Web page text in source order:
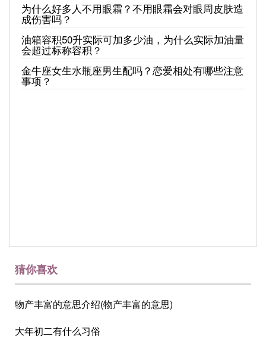
为什么好多人不用眼霜？不用眼霜会对眼周皮肤造
成伤害吗？
油箱容积50升实际可加多少油，为什么实际加油量
会超过标称容积？
金牛座女生水瓶座男生配吗？恋爱相处有哪些注意
事项？
猜你喜欢
物产丰富的意思介绍(物产丰富的意思)
大年初二有什么习俗